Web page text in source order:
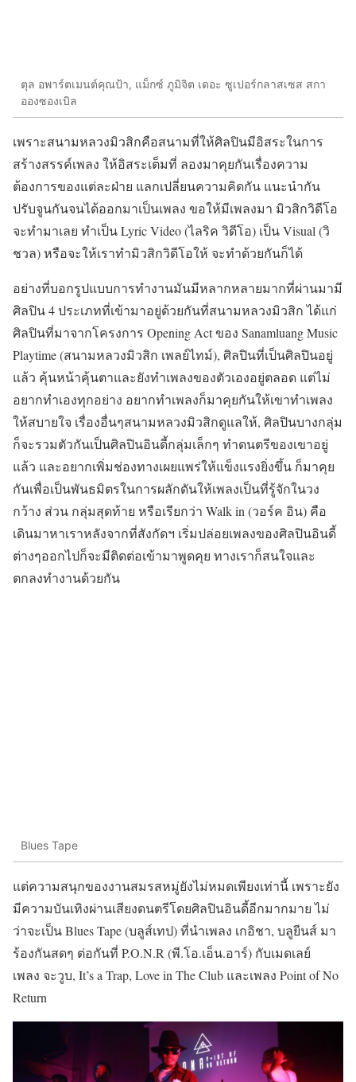
ตุล อพาร์ตเมนต์คุณป้า, แม็กซ์ ภูมิจิต เดอะ ซูเปอร์กลาสเซส สกา
อองซองเบิล
เพราะสนามหลวงมิวสิกคือสนามที่ให้ศิลปินมีอิสระในการ
สร้างสรรค์เพลง ให้อิสระเต็มที่ ลองมาคุยกันเรื่องความ
ต้องการของแต่ละฝ่าย แลกเปลี่ยนความคิดกัน แนะนำกัน
ปรับจูนกันจนได้ออกมาเป็นเพลง ขอให้มีเพลงมา มิวสิกวิดีโอ
จะทำมาเลย ทำเป็น Lyric Video (ไลริค วิดีโอ) เป็น Visual (วิ
ชวล) หรือจะให้เราทำมิวสิกวิดีโอให้ จะทำด้วยกันก็ได้
อย่างที่บอกรูปแบบการทำงานมันมีหลากหลายมากที่ผ่านมามี
ศิลปิน 4 ประเภทที่เข้ามาอยู่ด้วยกันที่สนามหลวงมิวสิก ได้แก่
ศิลปินที่มาจากโครงการ Opening Act ของ Sanamluang Music
Playtime (สนามหลวงมิวสิก เพลย์ไทม์), ศิลปินที่เป็นศิลปินอยู่
แล้ว คุ้นหน้าคุ้นตาและยังทำเพลงของตัวเองอยู่ตลอด แต่ไม่
อยากทำเองทุกอย่าง อยากทำเพลงก็มาคุยกันให้เขาทำเพลง
ให้สบายใจ เรื่องอื่นๆสนามหลวงมิวสิกดูแลให้, ศิลปินบางกลุ่ม
ก็จะรวมตัวกันเป็นศิลปินอินดี้กลุ่มเล็กๆ ทำดนตรีของเขาอยู่
แล้ว และอยากเพิ่มช่องทางเผยแพร่ให้แข็งแรงยิ่งขึ้น ก็มาคุย
กันเพื่อเป็นพันธมิตรในการผลักดันให้เพลงเป็นที่รู้จักในวง
กว้าง ส่วน กลุ่มสุดท้าย หรือเรียกว่า Walk in (วอร์ค อิน) คือ
เดินมาหาเราหลังจากที่สังกัดฯ เริ่มปล่อยเพลงของศิลปินอินดี้
ต่างๆออกไปก็จะมีติดต่อเข้ามาพูดคุย ทางเราก็สนใจและ
ตกลงทำงานด้วยกัน
Blues Tape
แต่ความสนุกของงานสมรสหมู่ยังไม่หมดเพียงเท่านี้ เพราะยัง
มีความบันเทิงผ่านเสียงดนตรีโดยศิลปินอินดี้อีกมากมาย ไม่
ว่าจะเป็น Blues Tape (บลูส์เทป) ที่นำเพลง เกอิชา, บลูยีนส์ มา
ร้องกันสดๆ ต่อกันที่ P.O.N.R (พี.โอ.เอ็น.อาร์) กับเมดเลย์
เพลง จะวูบ, It’s a Trap, Love in The Club และเพลง Point of No
Return